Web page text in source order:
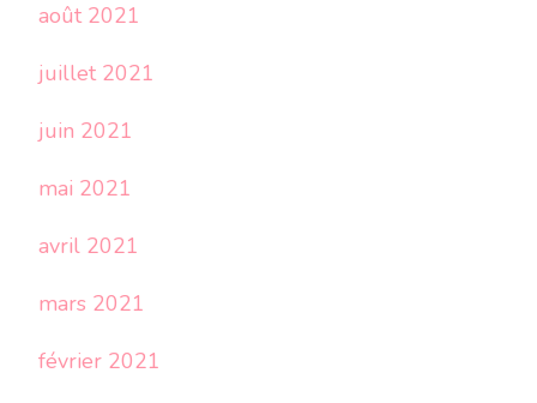
août 2021
juillet 2021
juin 2021
mai 2021
avril 2021
mars 2021
février 2021